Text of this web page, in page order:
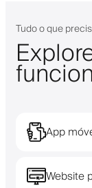
Tudo o que
App
Website